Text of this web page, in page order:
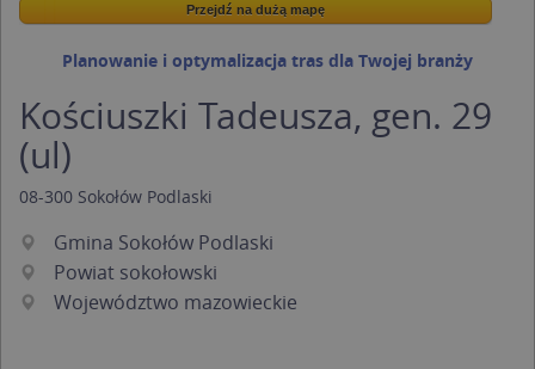
Wstaw tę mapkę na swoją stronę
Przejdź na dużą mapę
Przejdź na dużą mapę
Planowanie i optymalizacja tras dla Twojej branży
Kościuszki Tadeusza, gen. 29
(ul)
08-300 Sokołów Podlaski
Gmina Sokołów Podlaski
Powiat sokołowski
Województwo mazowieckie